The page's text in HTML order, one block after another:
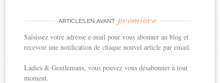
ARTICLES EN AVANT première
Saisissez votre adresse e-mail pour vous abonner au blog et
recevoir une notification de chaque nouvel article par email.
Ladies & Gentlemans, vous pouvez vous désabonner à tout
moment.